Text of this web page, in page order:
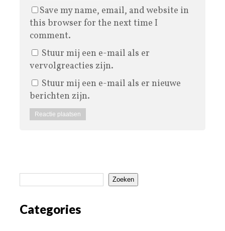
Save my name, email, and website in
this browser for the next time I
comment.
Stuur mij een e-mail als er
vervolgreacties zijn.
Stuur mij een e-mail als er nieuwe
berichten zijn.
Zoeken
Categories